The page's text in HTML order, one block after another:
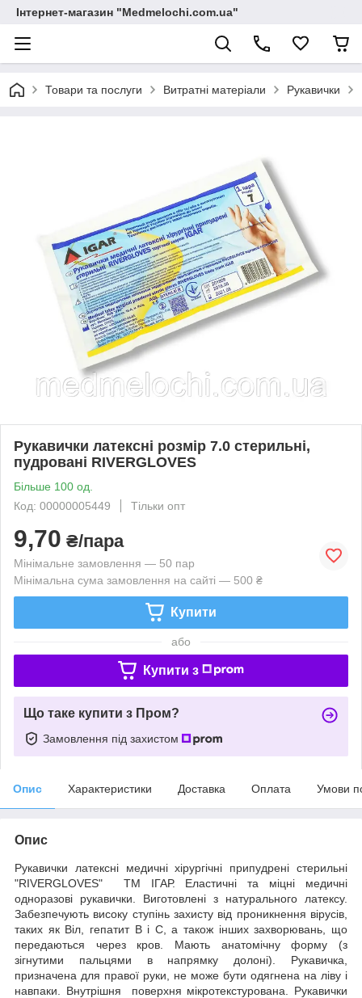
Інтернет-магазин "Medmelochi.com.ua"
Товари та послуги Витратні матеріали Рукавички
Рукавички латексні розмір 7.0 стерильні,
пудровані RIVERGLOVES
Більше 100 од.
Код: 00000005449
Тільки опт
9,70 ₴/пара
Мінімальне замовлення — 50 пар
Мінімальна сума замовлення на сайті — 500 ₴
Купити
або
Купити з
Що таке купити з Пром?
Замовлення під захистом
Опис Характеристики Доставка Оплата Умови
Опис
Рукавички латексні медичні хірургічні припудрені стерильні
"RIVERGLOVES" ТМ ІГАР. Еластичні та міцні медичні
одноразові рукавички. Виготовлені з натурального латексу.
Забезпечують високу ступінь захисту від проникнення вірусів,
таких як Віл, гепатит В і С, а також інших захворювань, що
передаються через кров. Мають анатомічну форму (з
зігнутими пальцями в напрямку долоні). Рукавичка,
призначена для правої руки, не може бути одягнена на ліву і
навпаки. Внутрішня поверхня мікротекстурована. Рукавички